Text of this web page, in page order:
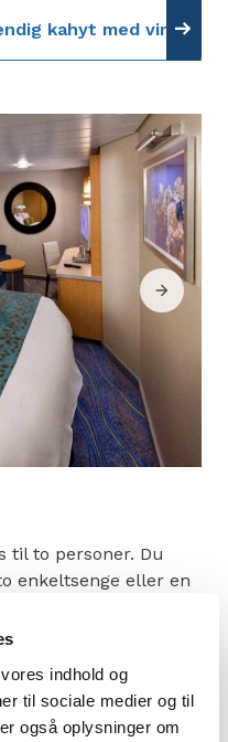
indhold og
til sociale medier og til
også oplysninger om
kahyt med virtuel
til to personer. Du
enkeltsenge eller en
sidde, tv, telefon,
samt